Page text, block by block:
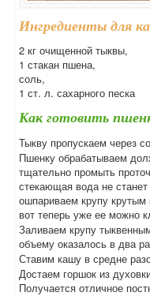
Ингредиенты для
2 кг очищенной тыквы,
1 стакан пшена,
соль,
1 ст. л. сахарного песка
Как готовить
Тыкву пропускаем через
Пшенку обрабатываем
тщательно промыть
стекающая вода не
ошпариваем крупу
вот теперь уже ее можно
Заливаем крупу
объему оказалось в два
Ставим кашу в средне
Достаем горшок из
Получается отличное